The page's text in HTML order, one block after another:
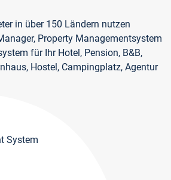
in über 150 Ländern nutzen
Property Managementsystem
für Ihr Hotel, Pension, B&B,
Hostel, Campingplatz, Agentur
System